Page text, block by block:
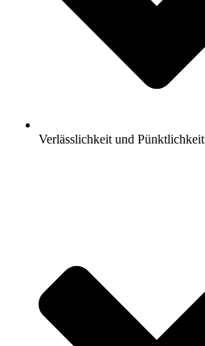
Verlässlichkeit und Pünktlichkeit